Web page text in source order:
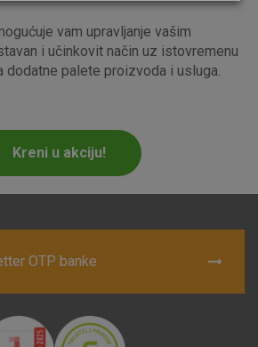
vam upravljanje vašim
i učinkovit način uz istovremenu
palete proizvoda i usluga.
Kreni u akciju!
OTP banke
Analitički kolačići
kolačići - uvijek aktivni
u našim sustavima. Uobičajeno se
na vaše radnje koje uključuju zahtjev